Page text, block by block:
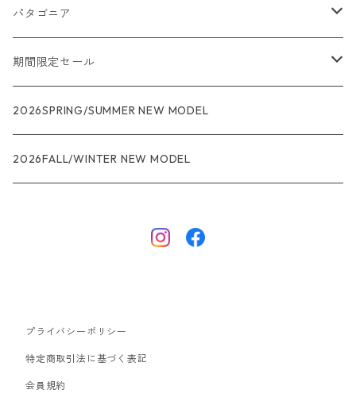
パタゴニア
メンズ
R1
R1エア
ウィメンズ
R1
ジャケット・アウター
スウェットシャツ・フーディ
ボードショーツ
期間限定セール
★★★
レインウェアー
2026SPRING/SUMMER NEW MODEL
2026FALL/WINTER NEW MODEL
プライバシーポリシー
特定商取引法に基づく表記
会員規約